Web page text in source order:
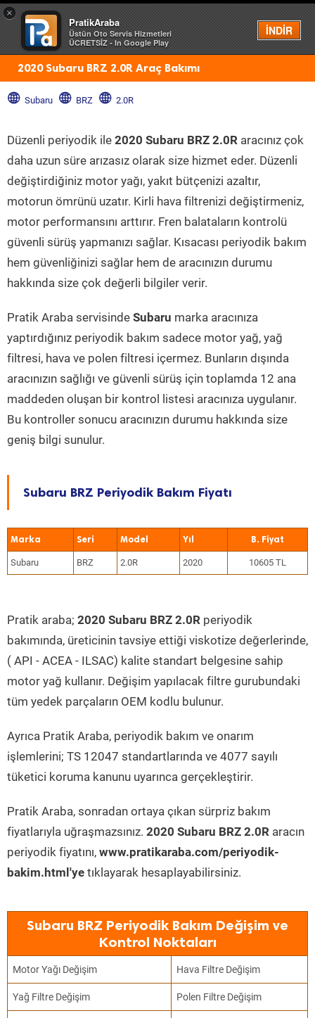
×
PratikAraba
Üstün Oto Servis Hizmetleri
ÜCRETSİZ - In Google Play
İNDİR
Menü
2020 Subaru BRZ 2.0R Araç Bakımı
Subaru BRZ 2.0R
Düzenli periyodik ile 2020 Subaru BRZ 2.0R aracınız çok
daha uzun süre arızasız olarak size hizmet eder. Düzenli
değiştirdiğiniz motor yağı, yakıt bütçenizi azaltır,
motorun ömrünü uzatır. Kirli hava filtrenizi değiştirmeniz,
motor performansını arttırır. Fren balataların kontrolü
güvenli sürüş yapmanızı sağlar. Kısacası periyodik bakım
hem güvenliğinizi sağlar hem de aracınızın durumu
hakkında size çok değerli bilgiler verir.
Pratik Araba servisinde Subaru marka aracınıza
yaptırdığınız periyodik bakım sadece motor yağ, yağ
filtresi, hava ve polen filtresi içermez. Bunların dışında
aracınızın sağlığı ve güvenli sürüş için toplamda 12 ana
maddeden oluşan bir kontrol listesi aracınıza uygulanır.
Bu kontroller sonucu aracınızın durumu hakkında size
geniş bilgi sunulur.
Subaru BRZ Periyodik Bakım Fiyatı
Marka Seri Model Yıl
Subaru BRZ 2.0R 2020 10605 TL
Pratik araba; 2020 Subaru BRZ 2.0R periyodik
bakımında, üreticinin tavsiye ettiği viskotize değerlerinde,
( API - ACEA - ILSAC) kalite standart belgesine sahip
motor yağ kullanır. Değişim yapılacak filtre gurubundaki
tüm yedek parçaların OEM kodlu bulunur.
Ayrıca Pratik Araba, periyodik bakım ve onarım
işlemlerini; TS 12047 standartlarında ve 4077 sayılı
tüketici koruma kanunu uyarınca gerçekleştirir.
Pratik Araba, sonradan ortaya çıkan sürpriz bakım
fiyatlarıyla uğraşmazsınız. 2020 Subaru BRZ 2.0R aracın
periyodik fiyatını, www.pratikaraba.com/periyodik-
bakim.html'ye tıklayarak hesaplayabilirsiniz.
Subaru BRZ Periyodik Bakım Değişim ve
Kontrol Noktaları
Motor Yağı Değişim Hava Filtre Değişim
Yağ Filtre Değişim Polen Filtre Değişim